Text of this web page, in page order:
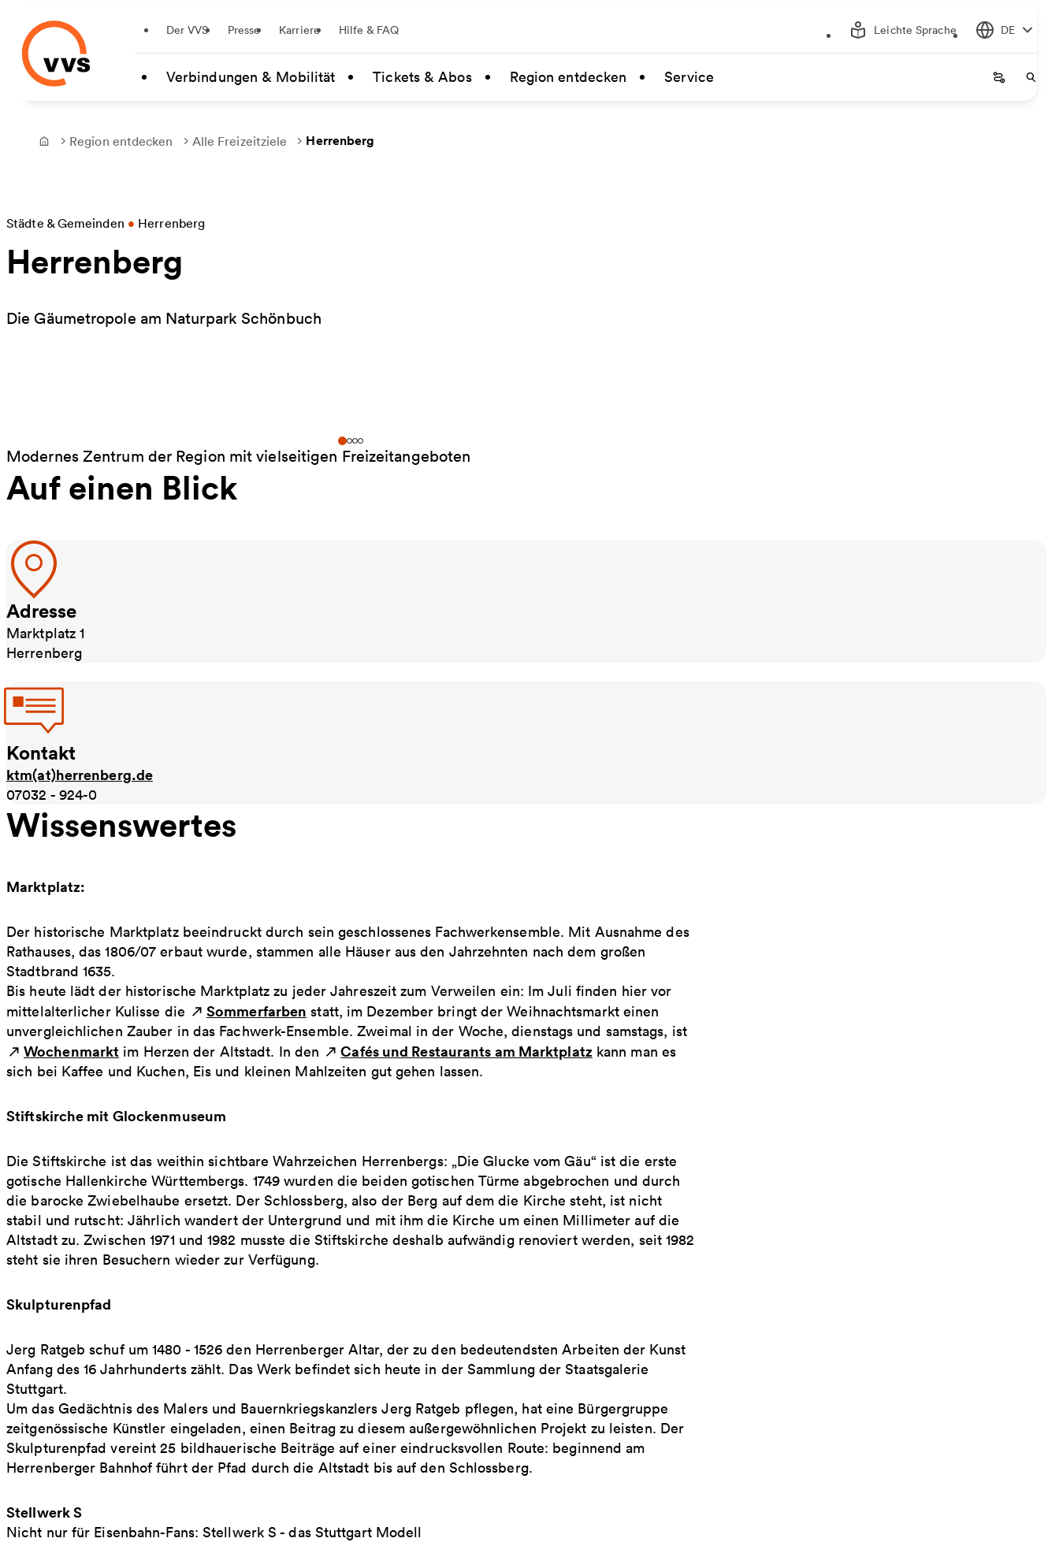
Zum Hauptinhalt springen
Der VVS Presse Karriere Hilfe & FAQ Leichte Sprache DE
Verbindungen & Mobilität Tickets & Abos Region entdecken Service Startseite
Frontpage
Region entdecken Alle Freizeitziele Herrenberg
Städte & Gemeinden • Herrenberg
Herrenberg
Die Gäumetropole am Naturpark Schönbuch
Modernes Zentrum der Region mit vielseitigen Freizeitangeboten
Auf einen Blick
Adresse
Marktplatz 1
Herrenberg
Kontakt
ktm(at)herrenberg.de
07032 - 924-0
Wissenswertes
Marktplatz:
Der historische Marktplatz beeindruckt durch sein geschlossenes Fachwerkensemble. Mit Ausnahme des
Rathauses, das 1806/07 erbaut wurde, stammen alle Häuser aus den Jahrzehnten nach dem großen
Stadtbrand 1635.
Bis heute lädt der historische Marktplatz zu jeder Jahreszeit zum Verweilen ein: Im Juli finden hier vor
mittelalterlicher Kulisse die
Sommerfarben statt, im Dezember bringt der Weihnachtsmarkt einen
unvergleichlichen Zauber in das Fachwerk-Ensemble. Zweimal in der Woche, dienstags und samstags, ist
Wochenmarkt im Herzen der Altstadt. In den Cafés und Restaurants am Marktplatz kann man es
sich bei Kaffee und Kuchen, Eis und kleinen Mahlzeiten gut gehen lassen.
Stiftskirche mit Glockenmuseum
Die Stiftskirche ist das weithin sichtbare Wahrzeichen Herrenbergs: „Die Glucke vom Gäu“ ist die erste
gotische Hallenkirche Württembergs. 1749 wurden die beiden gotischen Türme abgebrochen und durch
die barocke Zwiebelhaube ersetzt. Der Schlossberg, also der Berg auf dem die Kirche steht, ist nicht
stabil und rutscht: Jährlich wandert der Untergrund und mit ihm die Kirche um einen Millimeter auf die
Altstadt zu. Zwischen 1971 und 1982 musste die Stiftskirche deshalb aufwändig renoviert werden, seit 1982
steht sie ihren Besuchern wieder zur Verfügung.
Skulpturenpfad
Jerg Ratgeb schuf um 1480 - 1526 den Herrenberger Altar, der zu den bedeutendsten Arbeiten der Kunst
Anfang des 16 Jahrhunderts zählt. Das Werk befindet sich heute in der Sammlung der Staatsgalerie
Stuttgart.
Um das Gedächtnis des Malers und Bauernkriegskanzlers Jerg Ratgeb pflegen, hat eine Bürgergruppe
zeitgenössische Künstler eingeladen, einen Beitrag zu diesem außergewöhnlichen Projekt zu leisten. Der
Skulpturenpfad vereint 25 bildhauerische Beiträge auf einer eindrucksvollen Route: beginnend am
Herrenberger Bahnhof führt der Pfad durch die Altstadt bis auf den Schlossberg.
Stellwerk S
Nicht nur für Eisenbahn-Fans: Stellwerk S - das Stuttgart Modell